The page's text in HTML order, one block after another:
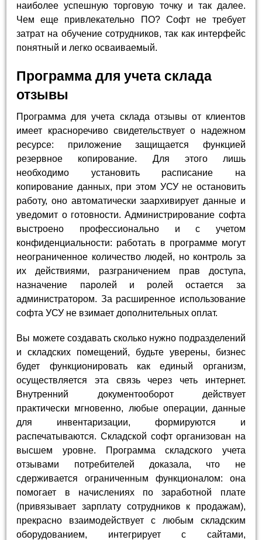
наиболее успешную торговую точку и так далее.
Чем еще привлекательно ПО? Софт не требует
затрат на обучение сотрудников, так как интерфейс
понятный и легко осваиваемый.
Программа для учета склада
отзывы
Программа для учета склада отзывы от клиентов
имеет красноречиво свидетельствует о надежном
ресурсе: приложение защищается функцией
резервное копирование. Для этого лишь
необходимо установить расписание на
копирование данных, при этом УСУ не остановить
работу, оно автоматически заархивирует данные и
уведомит о готовности. Администрирование софта
выстроено профессионально и с учетом
конфиденциальности: работать в программе могут
неограниченное количество людей, но контроль за
их действиями, разграничением прав доступа,
назначение паролей и ролей остается за
администратором. За расширенное использование
софта УСУ не взимает дополнительных оплат.
Вы можете создавать сколько нужно подразделений
и складских помещений, будьте уверены, бизнес
будет функционировать как единый организм,
осуществляется эта связь через четь интернет.
Внутренний документооборот действует
практически мгновенно, любые операции, данные
для инвентаризации, формируются и
распечатываются. Складской софт организован на
высшем уровне. Программа складского учета
отзывами потребителей доказала, что не
сдерживается ограниченным функционалом: она
помогает в начислениях по заработной плате
(привязывает зарплату сотрудников к продажам),
прекрасно взаимодействует с любым складским
оборудованием, интегрирует с сайтами,